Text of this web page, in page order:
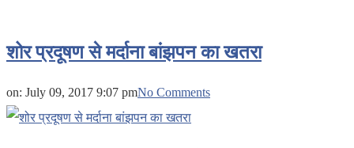
शोर प्रदूषण से मर्दाना बांझपन का खतरा
on: July 09, 2017 9:07 pmNo Comments